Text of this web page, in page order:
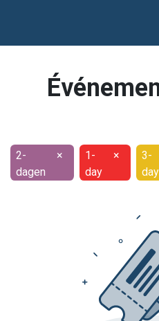
2-
dagen
×
1-
day
×
3-
day